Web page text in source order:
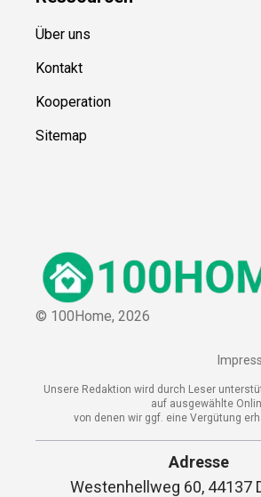
Über uns
Kontakt
Kooperation
Sitemap
© 100Home, 2026
Unsere Redaktion wird durch Leser
auf ausgewählte
von denen wir ggf. eine Vergütung
Adresse
Westenhellweg 60, 44137